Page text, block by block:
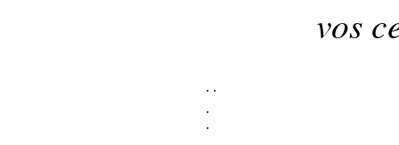
vos
. .
.
.